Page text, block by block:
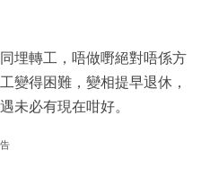
埋轉工，唔做嘢絕對唔係方
變得困難，變相提早退休，
未必有現在咁好。